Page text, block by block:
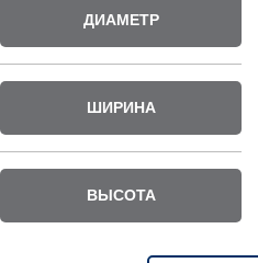
ДИАМЕТР
ШИРИНА
ВЫСОТА